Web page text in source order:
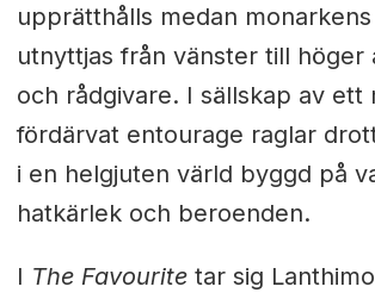
upprätthålls medan
utnyttjas från vänster till höger
och rådgivare. I sällskap av ett
fördärvat entourage raglar
i en helgjuten värld byggd på
hatkärlek och beroenden.
I The Favouritetar sig